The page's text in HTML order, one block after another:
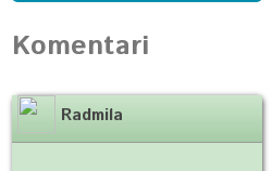
Komentari
Radmila